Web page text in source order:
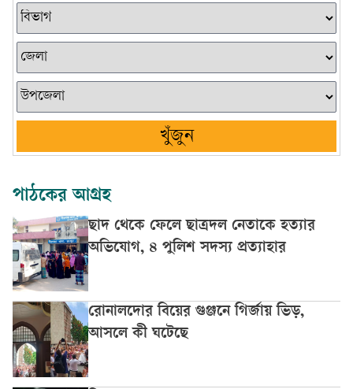
খুঁজুন
পাঠকের আগ্রহ
ছাদ থেকে ফেলে ছাত্রদল নেতাকে হত্যার
অভিযোগ, ৪ পুলিশ সদস্য প্রত্যাহার
রোনালদোর বিয়ের গুঞ্জনে গির্জায় ভিড়,
আসলে কী ঘটেছে